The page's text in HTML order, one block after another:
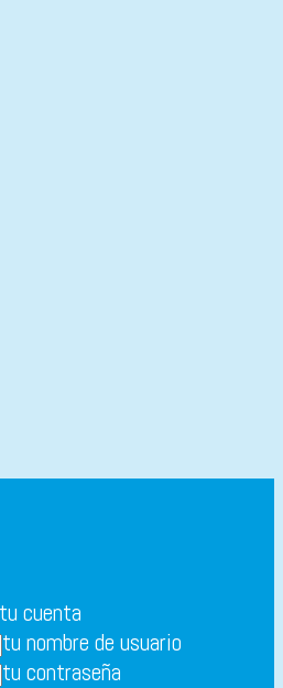
cuenta
tu nombre de usuario
tu contraseña